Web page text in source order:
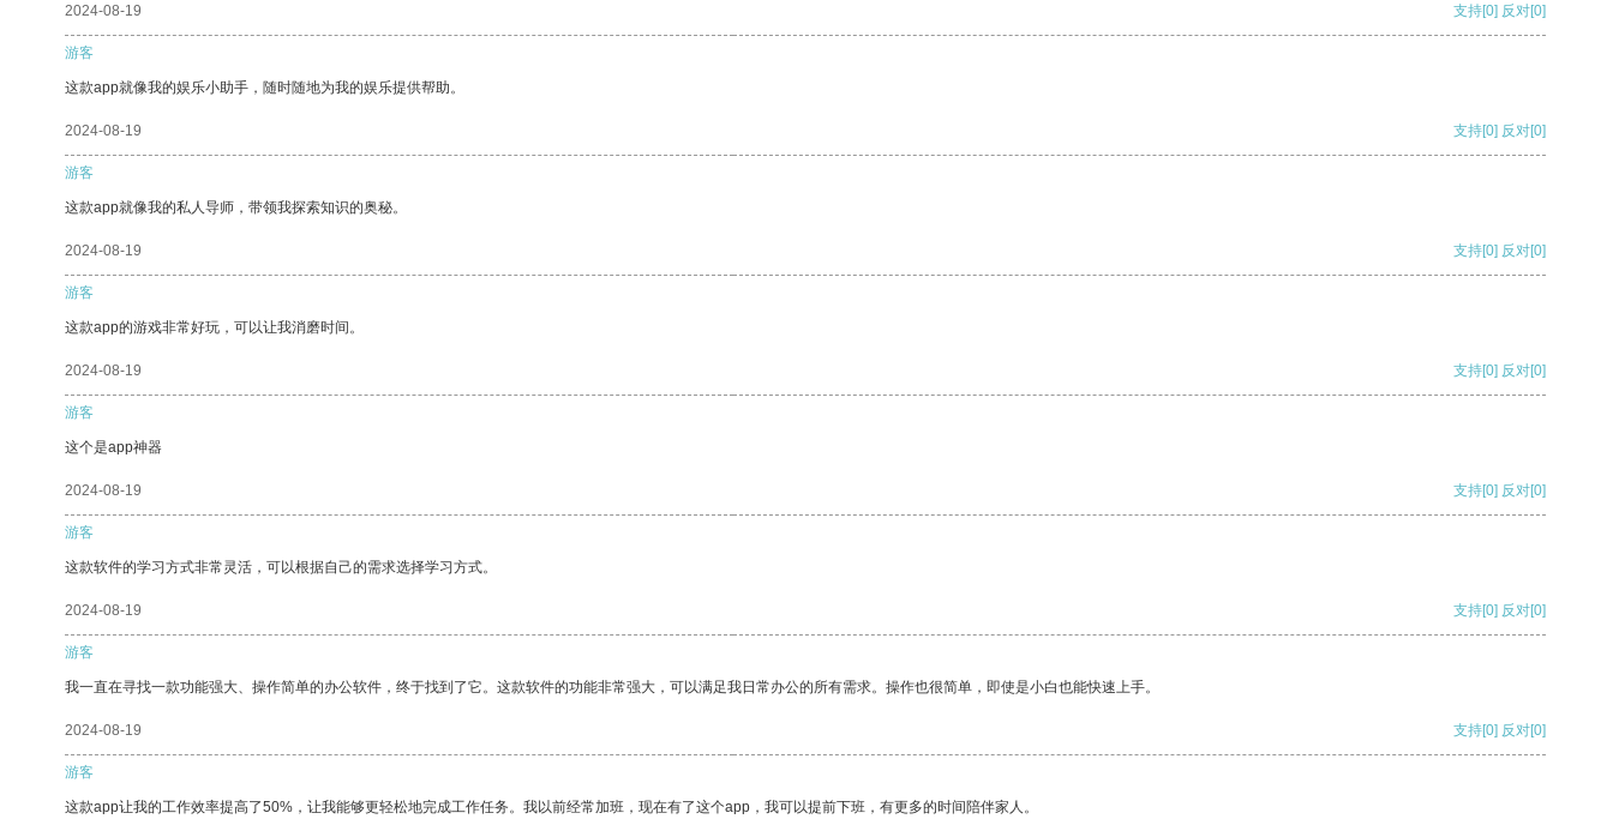
2024-08-19 支持[0] 反对[0]
游客
这款app就像我的娱乐小助手，随时随地为我的娱乐提供帮助。
2024-08-19 支持[0] 反对[0]
游客
这款app就像我的私人导师，带领我探索知识的奥秘。
2024-08-19 支持[0] 反对[0]
游客
这款app的游戏非常好玩，可以让我消磨时间。
2024-08-19 支持[0] 反对[0]
游客
这个是app神器
2024-08-19 支持[0] 反对[0]
游客
这款软件的学习方式非常灵活，可以根据自己的需求选择学习方式。
2024-08-19 支持[0] 反对[0]
游客
我一直在寻找一款功能强大、操作简单的办公软件，终于找到了它。这款软件的功能非常强大，可以满足我日常办公的所有需求。操作也很简单，即使是小白也能快速上手。
2024-08-19 支持[0] 反对[0]
游客
这款app让我的工作效率提高了50%，让我能够更轻松地完成工作任务。我以前经常加班，现在有了这个app，我可以提前下班，有更多的时间陪伴家人。